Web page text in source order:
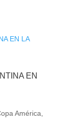
EN
América